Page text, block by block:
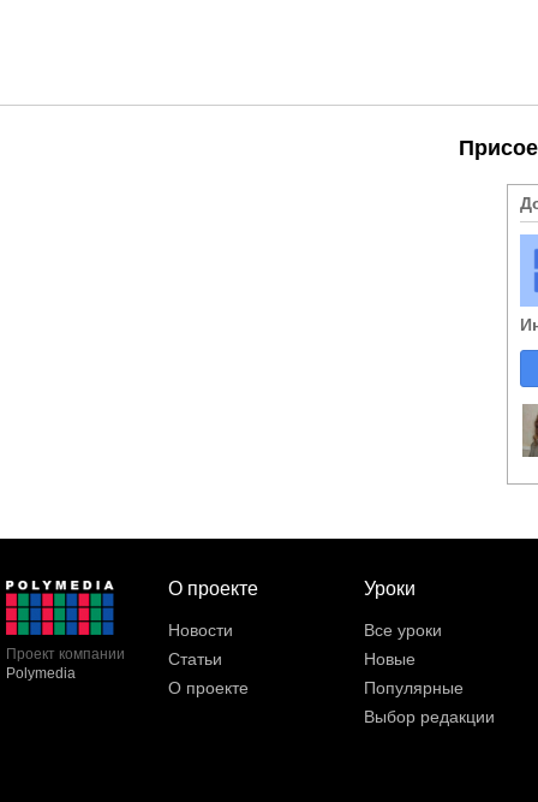
Проект компании
Polymedia
О проекте
Новости
Статьи
О проекте
Уроки
Все уроки
Новые
Популярные
Выбор редакции